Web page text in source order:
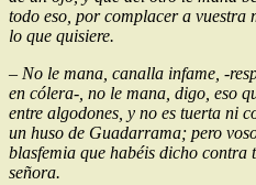
todo eso, por complacer a vuestra
lo que quisiere.
– No le mana, canalla infame, -
en cólera-, no le mana, digo, eso
entre algodones, y no es tuerta ni
un huso de Guadarrama; pero
blasfemia que habéis dicho contra
señora.